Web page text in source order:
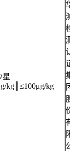
星
kg║≤100μg/kg